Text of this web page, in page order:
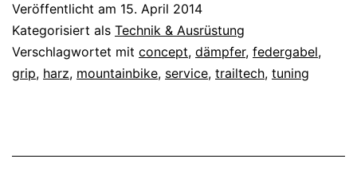
Veröffentlicht am 15. April 2014
Kategorisiert als Technik & Ausrüstung
Verschlagwortet mit concept, dämpfer, federgabel,
grip, harz, mountainbike, service, trailtech, tuning